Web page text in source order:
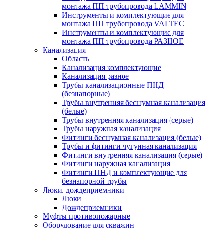
монтажа ПП трубопровода LAMMIN
Инструменты и комплектующие для
монтажа ПП трубопровода VALTEC
Инструменты и комплектующие для
монтажа ПП трубопровода РАЗНОЕ
Канализация
Область
Канализация комплектующие
Канализация разное
Трубы канализационные ПНД
(безнапорные)
Трубы внутренняя бесшумная канализация
(белые)
Трубы внутренняя канализация (серые)
Трубы наружная канализация
Фитинги бесшумная канализация (белые)
Трубы и фитинги чугунная канализация
Фитинги внутренняя канализация (серые)
Фитинги наружная канализация
Фитинги ПНД и комплектующие для
безнапорной трубы
Люки, дождеприемники
Люки
Дождеприемники
Муфты противопожарные
Оборудование для скважин